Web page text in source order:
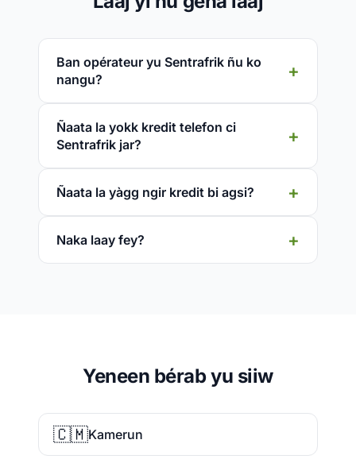
Ban opérateur yu Sentrafrik ñu ko
nangu?
Ñaata la yokk kredit telefon ci
Sentrafrik jar?
Ñaata la yàgg ngir kredit bi agsi?
Naka laay fey?
Yeneen bérab yu siiw
🇨🇲Kamerun